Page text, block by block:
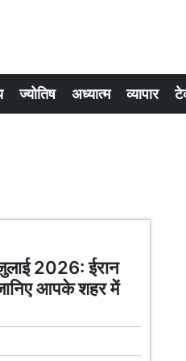
ज्योतिष अध्यात्म व्यापार
2026: ईरान
आपके शहर में